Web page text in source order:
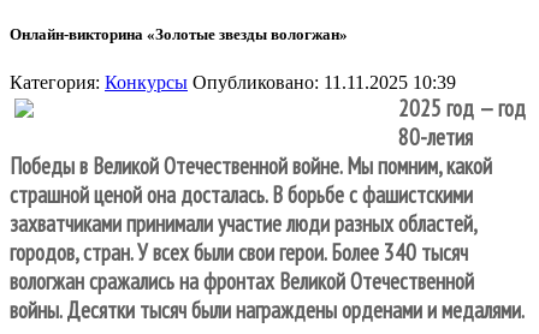
Онлайн-викторина «Золотые звезды вологжан»
Категория: Конкурсы Опубликовано: 11.11.2025 10:39
2025 год — год
80-летия
Победы в Великой Отечественной войне. Мы помним, какой
страшной ценой она досталась. В борьбе с фашистскими
захватчиками принимали участие люди разных областей,
городов, стран. У всех были свои герои. Более 340 тысяч
вологжан сражались на фронтах Великой Отечественной
войны. Десятки тысяч были награждены орденами и медалями.